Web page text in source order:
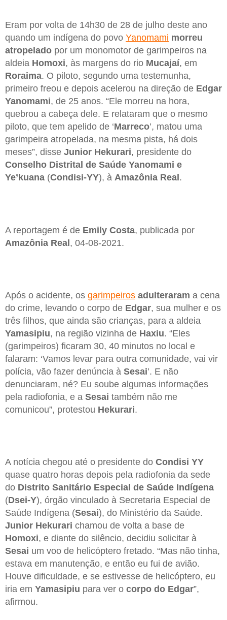
Eram por volta de 14h30 de 28 de julho deste ano
quando um indígena do povo Yanomami morreu
atropelado por um monomotor de garimpeiros na
aldeia Homoxi, às margens do rio Mucajaí, em
Roraima. O piloto, segundo uma testemunha,
primeiro freou e depois acelerou na direção de Edgar
Yanomami, de 25 anos. “Ele morreu na hora,
quebrou a cabeça dele. E relataram que o mesmo
piloto, que tem apelido de ‘Marreco’, matou uma
garimpeira atropelada, na mesma pista, há dois
meses”, disse Junior Hekurari, presidente do
Conselho Distrital de Saúde Yanomami e
Ye’kuana (Condisi-YY), à Amazônia Real .
A reportagem é de Emily Costa, publicada por
Amazônia Real, 04-08-2021.
Após o acidente, os garimpeiros adulteraram a cena
do crime, levando o corpo de Edgar, sua mulher e os
três filhos, que ainda são crianças, para a aldeia
Yamasipiu, na região vizinha de Haxiu. “Eles
(garimpeiros) ficaram 30, 40 minutos no local e
falaram: ‘Vamos levar para outra comunidade, vai vir
polícia, vão fazer denúncia à Sesai’. E não
denunciaram, né? Eu soube algumas informações
pela radiofonia, e a Sesai também não me
comunicou”, protestou Hekurari.
A notícia chegou até o presidente do Condisi YY
quase quatro horas depois pela radiofonia da sede
do Distrito Sanitário Especial de Saúde Indígena
(Dsei-Y), órgão vinculado à Secretaria Especial de
Saúde Indígena (Sesai), do Ministério da Saúde.
Junior Hekurari chamou de volta a base de
Homoxi, e diante do silêncio, decidiu solicitar à
Sesai um voo de helicóptero fretado. “Mas não tinha,
estava em manutenção, e então eu fui de avião.
Houve dificuldade, e se estivesse de helicóptero, eu
iria em Yamasipiu para ver o corpo do Edgar”,
afirmou.